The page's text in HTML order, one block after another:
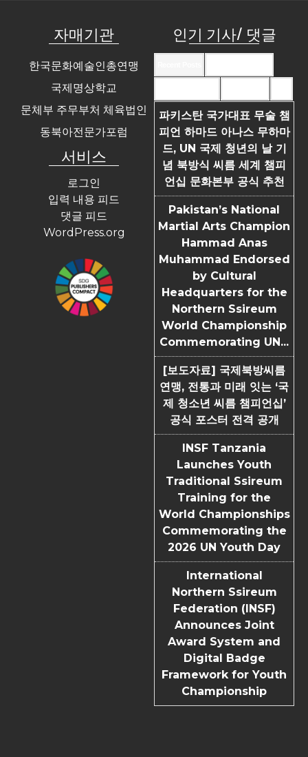
자매기관
한국문화예술인총연맹
국제명상학교
문체부 주무부처 체육법인
동북아전문가포럼
서비스
로그인
입력 내용 피드
댓글 피드
WordPress.org
인기 기사/ 댓글
파키스탄 국가대표 무술 챔
피언 하마드 아나스 무하마
드, UN 국제 청년의 날 기
념 북방식 씨름 세계 챔피
언십 문화본부 공식 추천
Pakistan’s National
Martial Arts Champion
Hammad Anas
Muhammad Endorsed
by Cultural
Headquarters for the
Northern Ssireum
World Championship
Commemorating UN...
[보도자료] 국제북방씨름
연맹, 전통과 미래 잇는 ‘국
제 청소년 씨름 챔피언십’
공식 포스터 전격 공개
INSF Tanzania
Launches Youth
Traditional Ssireum
Training for the
World Championships
Commemorating the
2026 UN Youth Day
International
Northern Ssireum
Federation (INSF)
Announces Joint
Award System and
Digital Badge
Framework for Youth
Championship